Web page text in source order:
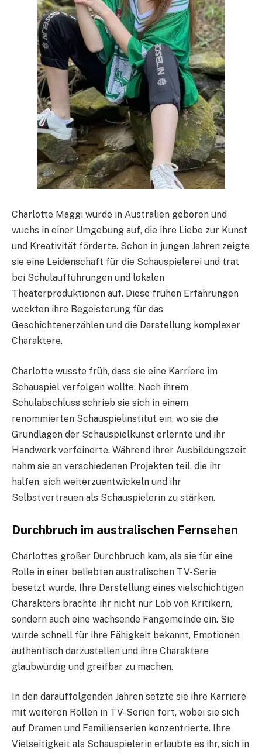
Charlotte Maggi wurde in Australien geboren und
wuchs in einer Umgebung auf, die ihre Liebe zur Kunst
und Kreativität förderte. Schon in jungen Jahren zeigte
sie eine Leidenschaft für die Schauspielerei und trat
bei Schulaufführungen und lokalen
Theaterproduktionen auf. Diese frühen Erfahrungen
weckten ihre Begeisterung für das
Geschichtenerzählen und die Darstellung komplexer
Charaktere.
Charlotte wusste früh, dass sie eine Karriere im
Schauspiel verfolgen wollte. Nach ihrem
Schulabschluss schrieb sie sich in einem
renommierten Schauspielinstitut ein, wo sie die
Grundlagen der Schauspielkunst erlernte und ihr
Handwerk verfeinerte. Während ihrer Ausbildungszeit
nahm sie an verschiedenen Projekten teil, die ihr
halfen, sich weiterzuentwickeln und ihr
Selbstvertrauen als Schauspielerin zu stärken.
Durchbruch im australischen Fernsehen
Charlottes großer Durchbruch kam, als sie für eine
Rolle in einer beliebten australischen TV-Serie
besetzt wurde. Ihre Darstellung eines vielschichtigen
Charakters brachte ihr nicht nur Lob von Kritikern,
sondern auch eine wachsende Fangemeinde ein. Sie
wurde schnell für ihre Fähigkeit bekannt, Emotionen
authentisch darzustellen und ihre Charaktere
glaubwürdig und greifbar zu machen.
In den darauffolgenden Jahren setzte sie ihre Karriere
mit weiteren Rollen in TV-Serien fort, wobei sie sich
auf Dramen und Familienserien konzentrierte. Ihre
Vielseitigkeit als Schauspielerin erlaubte es ihr, sich in